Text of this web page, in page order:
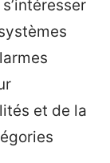
et de la